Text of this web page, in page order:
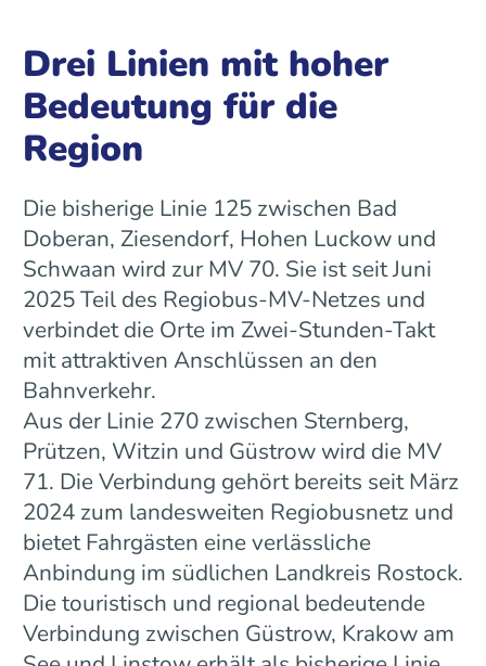
Drei Linien mit hoher
Bedeutung für die
Region
Die bisherige Linie 125 zwischen Bad
Doberan, Ziesendorf, Hohen Luckow und
Schwaan wird zur MV 70. Sie ist seit Juni
2025 Teil des Regiobus-MV-Netzes und
verbindet die Orte im Zwei-Stunden-Takt
mit attraktiven Anschlüssen an den
Bahnverkehr.
Aus der Linie 270 zwischen Sternberg,
Prützen, Witzin und Güstrow wird die MV
71. Die Verbindung gehört bereits seit März
2024 zum landesweiten Regiobusnetz und
bietet Fahrgästen eine verlässliche
Anbindung im südlichen Landkreis Rostock.
Die touristisch und regional bedeutende
Verbindung zwischen Güstrow, Krakow am